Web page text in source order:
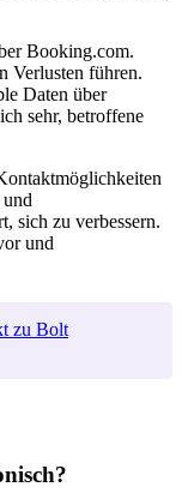
Booking.com.
Verlusten führen.
Daten über
sehr, betroffene
sich zu verbessern.
und
zu Bolt